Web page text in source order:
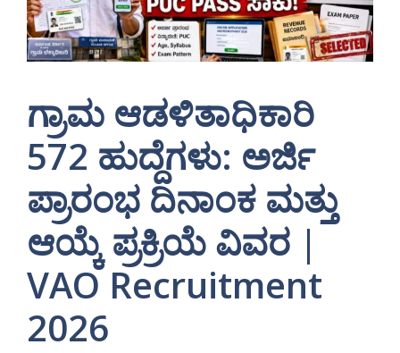
ಗ್ರಾಮ ಆಡಳಿತಾಧಿಕಾರಿ
572 ಹುದ್ದೆಗಳು: ಅರ್ಜಿ
ಪ್ರಾರಂಭ ದಿನಾಂಕ ಮತ್ತು
ಆಯ್ಕೆ ಪ್ರಕ್ರಿಯೆ ವಿವರ |
VAO Recruitment
2026